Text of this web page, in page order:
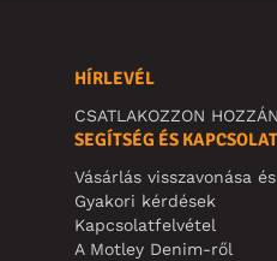
HÍRLEVÉL
CSATLAKOZZON
SEGÍTSÉG ÉS KAPCSOLAT
Vásárlás visszavonása
Gyakori kérdések
Kapcsolatfelvétel
A Motley Denim-ről